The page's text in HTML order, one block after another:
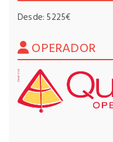
Desde: 5225€
OPERADOR